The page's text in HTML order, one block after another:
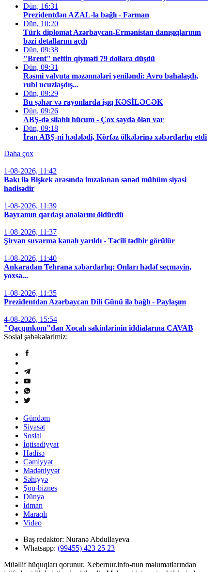
Dün, 16:31
Prezidentdən AZAL-la bağlı - Fərman
Dün, 10:20
Türk diplomat Azərbaycan-Ermənistan danışıqlarının
bəzi detallarını açdı
Dün, 09:38
"Brent" neftin qiyməti 79 dollara düşdü
Dün, 09:31
Rəsmi valyuta məzənnələri yeniləndi: Avro bahalaşdı,
rubl ucuzlaşdış...
Dün, 09:29
Bu şəhər və rayonlarda işıq KƏSİLƏCƏK
Dün, 09:26
ABŞ-də silahlı hücum - Çox sayda ölən var
Dün, 09:18
İran ABŞ-ni hədələdi, Körfəz ölkələrinə xəbərdarlıq etdi
Daha çox
1-08-2026, 11:42
Bakı ilə Bişkek arasında imzalanan sənəd mühüm siyasi
hadisədir
1-08-2026, 11:39
Bayramın qardaşı analarını öldürdü
1-08-2026, 11:37
Şirvan suvarma kanalı yarıldı - Təcili tədbir görülür
1-08-2026, 11:40
Ankaradan Tehrana xəbərdarlıq: Onları hədəf seçməyin,
yoxsa...
1-08-2026, 11:35
Prezidentdən Azərbaycan Dili Günü ilə bağlı - Paylaşım
4-08-2026, 15:54
"Qaçqınkom"dan Xocalı sakinlərinin iddialarına CAVAB
Sosial şəbəkələrimiz:
Gündəm
Siyasət
Sosial
İqtisadiyyat
Hadisə
Cəmiyyət
Mədəniyyət
Səhiyyə
Şou-biznes
Dünya
İdman
Maraqlı
Video
Baş redaktor: Nuranə Abdullayeva
Whatsapp: (99455) 423 25 23
Müəllif hüquqları qorunur. Xebernur.info-nun məlumatlarından